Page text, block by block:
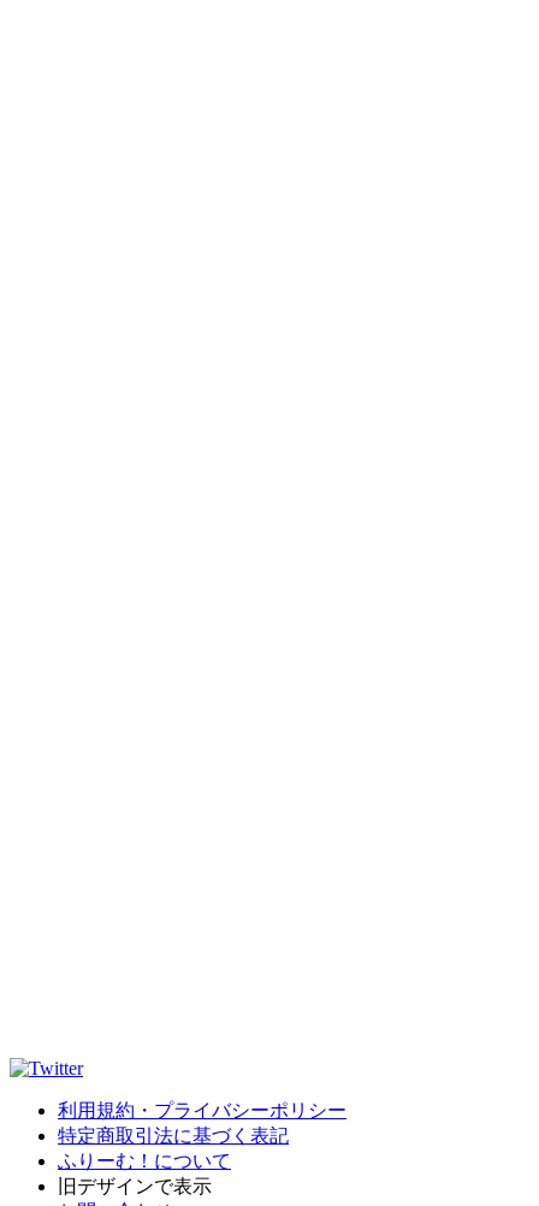
利用規約・プライバシーポリシー
特定商取引法に基づく表記
ふりーむ！について
旧デザインで表示